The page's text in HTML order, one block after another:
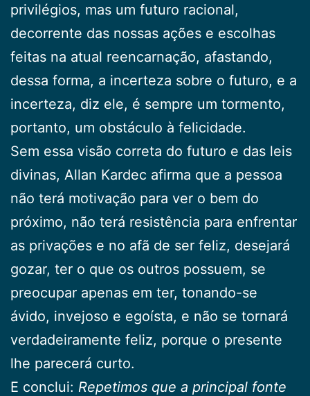
privilégios, mas um futuro racional,
decorrente das nossas ações e escolhas
feitas na atual reencarnação, afastando,
dessa forma, a incerteza sobre o futuro, e a
incerteza, diz ele, é sempre um tormento,
portanto, um obstáculo à felicidade.
Sem essa visão correta do futuro e das leis
divinas, Allan Kardec afirma que a pessoa
não terá motivação para ver o bem do
próximo, não terá resistência para enfrentar
as privações e no afã de ser feliz, desejará
gozar, ter o que os outros possuem, se
preocupar apenas em ter, tonando-se
ávido, invejoso e egoísta, e não se tornará
verdadeiramente feliz, porque o presente
lhe parecerá curto.
E conclui: Repetimos que a principal fonte